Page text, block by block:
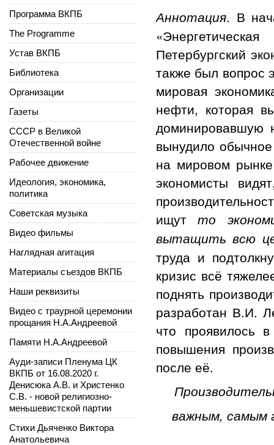
Аннотация. В
Петербургский
также был вопрос
мировая
нефти, которая
доминировавшую
вынудило
на мировом
экономисты
ищутто
вытащить всю
труда и
кризис всё
поднять
разработан В.И.
что проявилось
повышения
после её.
важным, самым
Программа ВКПБ
The Programme
Устав ВКПБ
Библиотека
Организации
Газеты
СССР в Великой
Отечественной войне
Рабочее движение
Идеология, экономика,
политика
Советская музыка
Видео фильмы
Наглядная агитация
Материалы съездов ВКПБ
Наши реквизиты
Видео с траурной церемонии
прощания Н.А.Андреевой
Памяти Н.А.Андреевой
Ауди-записи Пленума ЦК
ВКПБ от 16.08.2020 г.
Денисюка А.В. и Христенко
С.В. - новой религиозно-
меньшевистской партии
Стихи Дьяченко Виктора
Анатольевича